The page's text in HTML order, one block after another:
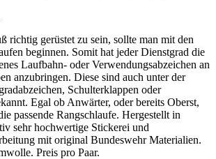
richtig gerüstet zu sein, sollte man mit den
beginnen. Somit hat jeder Dienstgrad die
Laufbahn- oder Verwendungsabzeichen an
anzubringen. Diese sind auch unter der
Schulterklappen oder
Egal ob Anwärter, oder bereits Oberst,
passende Rangschlaufe. Hergestellt in
sehr hochwertige Stickerei und
mit original Bundeswehr Materialien.
Preis pro Paar.